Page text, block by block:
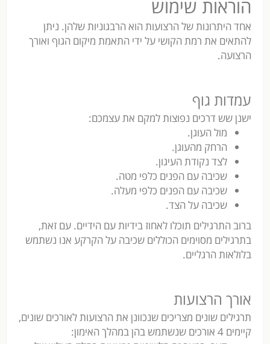
הוראות שימוש
אחד היתרונות של הרצועות הוא הרבגוניות שלהן. ניתן
להתאים את רמת הקושי על ידי התאמת מיקום הגוף ואורך
הרצועה.
עמדות גוף
ישנן שש דרכים נפוצות למקם את עצמכם:
מול העוגן.
הרחק מהעוגן.
לצד נקודת העיגון.
שכיבה עם הפנים כלפי מטה.
שכיבה עם הפנים כלפי מעלה.
שכיבה על הצד.
ברוב התרגילים תוכלו לאחוז בידיות עם הידיים. עם זאת,
בתרגילים מסוימים הכוללים שכיבה על הקרקע אנו נשתמש
בלולאות הרגליים.
אורך הרצועות
תרגילים שונים מצריכים שנכוונן את הרצועות לאורכים שונים,
קיימים 4 אורכים שנשתמש בהן במהלך האימון: